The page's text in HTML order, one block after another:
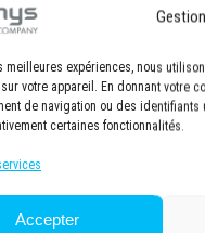
meilleures expériences, nous
votre appareil. En donnant votre
de navigation ou des
certaines fonctionnalités.
Accepter